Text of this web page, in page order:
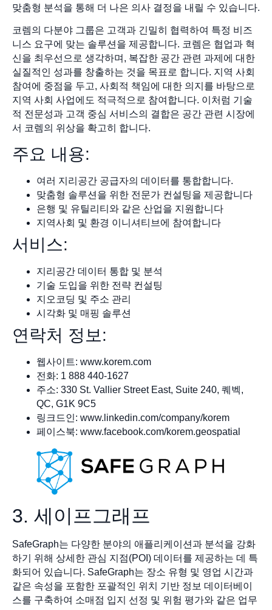
맞춤형 분석을 통해 더 나은 의사 결정을 내릴 수 있습니다.
코렘의 다분야 그룹은 고객과 긴밀히 협력하여 특정 비즈
니스 요구에 맞는 솔루션을 제공합니다. 코렘은 협업과 혁
신을 최우선으로 생각하며, 복잡한 공간 관련 과제에 대한
실질적인 성과를 창출하는 것을 목표로 합니다. 지역 사회
참여에 중점을 두고, 사회적 책임에 대한 의지를 바탕으로
지역 사회 사업에도 적극적으로 참여합니다. 이처럼 기술
적 전문성과 고객 중심 서비스의 결합은 공간 관련 시장에
서 코렘의 위상을 확고히 합니다.
주요 내용:
여러 지리공간 공급자의 데이터를 통합합니다.
맞춤형 솔루션을 위한 전문가 컨설팅을 제공합니다
은행 및 유틸리티와 같은 산업을 지원합니다
지역사회 및 환경 이니셔티브에 참여합니다
서비스:
지리공간 데이터 통합 및 분석
기술 도입을 위한 전략 컨설팅
지오코딩 및 주소 관리
시각화 및 매핑 솔루션
연락처 정보:
웹사이트: www.korem.com
전화: 1 888 440-1627
주소: 330 St. Vallier Street East, Suite 240, 퀘벡,
QC, G1K 9C5
링크드인: www.linkedin.com/company/korem
페이스북: www.facebook.com/korem.geospatial
3. 세이프그래프
SafeGraph는 다양한 분야의 애플리케이션과 분석을 강화
하기 위해 상세한 관심 지점(POI) 데이터를 제공하는 데 특
화되어 있습니다. SafeGraph는 장소 유형 및 영업 시간과
같은 속성을 포함한 포괄적인 위치 기반 정보 데이터베이
스를 구축하여 소매점 입지 선정 및 위험 평가와 같은 업무